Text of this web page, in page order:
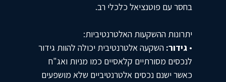
בחסר עם פוטנציאל כלכלי רב.
יתרונות ההשקעות האלטרנטיביות:
•גידור: השקעה אלטרנטיבית יכולה להוות גידור
לנכסים מסורתיים קלאסיים כמו מניות ואג"ח
כאשר ישנם נכסים אלטרנטיביים שלא מושפעים